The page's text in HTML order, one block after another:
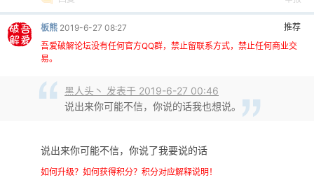
推荐
板熊 2019-6-27 08:27
吾爱破解论坛没有任何官方QQ群，禁止留联系方式，禁止任何商业交
易。
黑人头丶 发表于 2019-6-27 00:46
说出来你可能不信，你说的话我也想说。
说出来你可能不信，你说了我要说的话
如何升级？如何获得积分？积分对应解释说明！